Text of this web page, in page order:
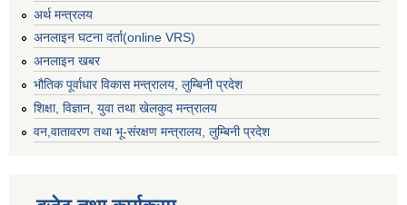
अर्थ मन्त्रलय
अनलाइन घटना दर्ता(online VRS)
अनलाइन खबर
भौतिक पूर्वाधार विकास मन्त्रालय, लुम्बिनी प्रदेश
शिक्षा, विज्ञान, युवा तथा खेलकुद मन्‍‍त्रालय
वन,वातावरण तथा भू-संरक्षण मन्त्रालय, लुम्बिनी प्रदेश